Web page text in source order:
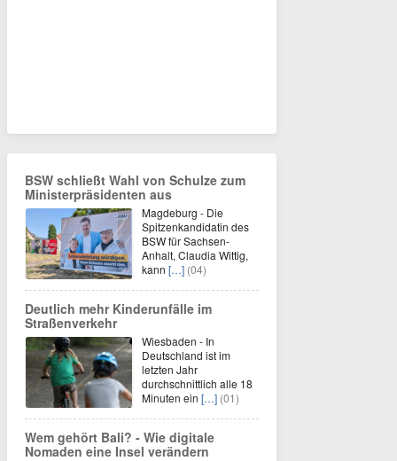
BSW schließt Wahl von Schulze zum
Ministerpräsidenten aus
Magdeburg - Die
Spitzenkandidatin des
BSW für Sachsen-
Anhalt, Claudia Wittig,
kann […] (04)
Deutlich mehr Kinderunfälle im
Straßenverkehr
Wiesbaden - In
Deutschland ist im
letzten Jahr
durchschnittlich alle 18
Minuten ein […] (01)
Wem gehört Bali? - Wie digitale
Nomaden eine Insel verändern